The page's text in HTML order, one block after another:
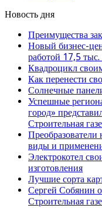
Новость дня
Преимущества
Новый бизнес-
работой 17,5
Квадроцикл
Как перенести
Солнечные
Успешные
город»
Строительная
виды и
Электрокотел
изготовления
Лучшие сорта
Сергей Собянин
Строительная